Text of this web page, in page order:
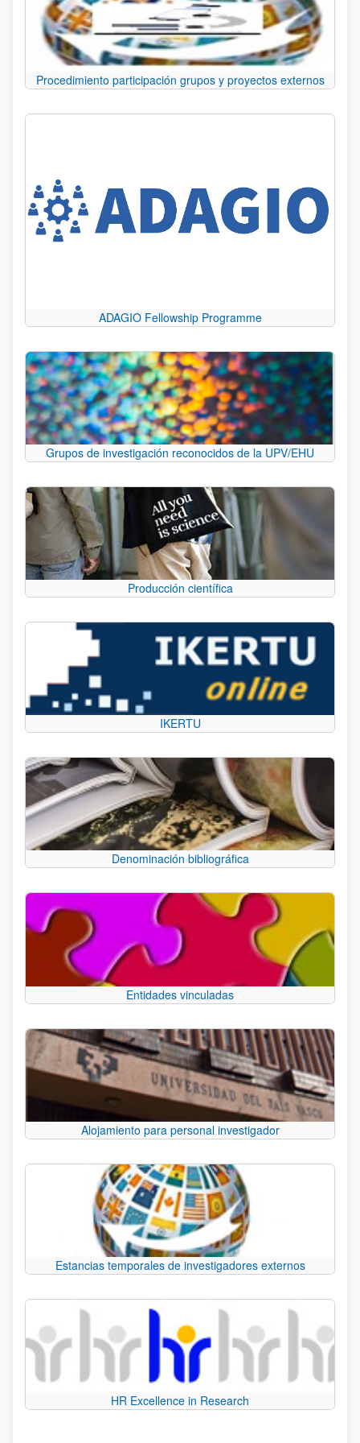
Procedimiento participación grupos y proyectos externos
ADAGIO Fellowship Programme
Grupos de investigación reconocidos de la UPV/EHU
Producción científica
IKERTU
Denominación bibliográfica
Entidades vinculadas
Alojamiento para personal investigador
Estancias temporales de investigadores externos
HR Excellence in Research